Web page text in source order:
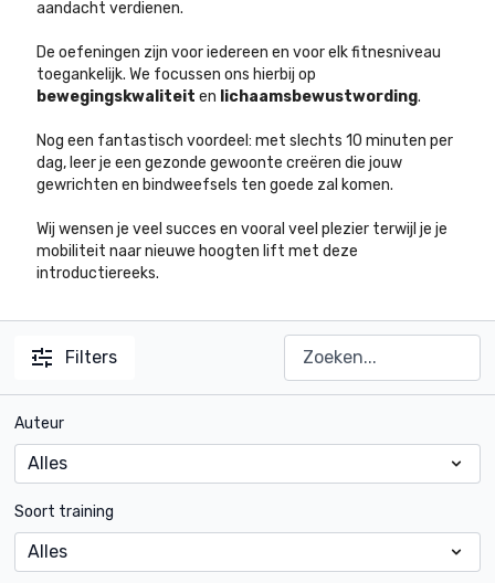
aandacht verdienen.
De oefeningen zijn voor iedereen en voor elk fitnesniveau
toegankelijk. We focussen ons hierbij op
bewegingskwaliteit en lichaamsbewustwording.
Nog een fantastisch voordeel: met slechts 10 minuten per
dag, leer je een gezonde gewoonte creëren die jouw
gewrichten en bindweefsels ten goede zal komen.
Wij wensen je veel succes en vooral veel plezier terwijl je je
mobiliteit naar nieuwe hoogten lift met deze
introductiereeks.
Filters
Auteur
Soort training